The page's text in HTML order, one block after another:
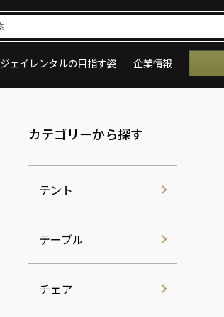
ジェイレンタルの目指す姿 企業情報
カテゴリーから探す
テント
テーブル
チェア